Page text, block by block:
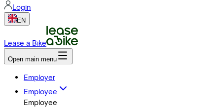
Login
EN
Lease a Bike
Open main menu
Employer
Employee
Employee